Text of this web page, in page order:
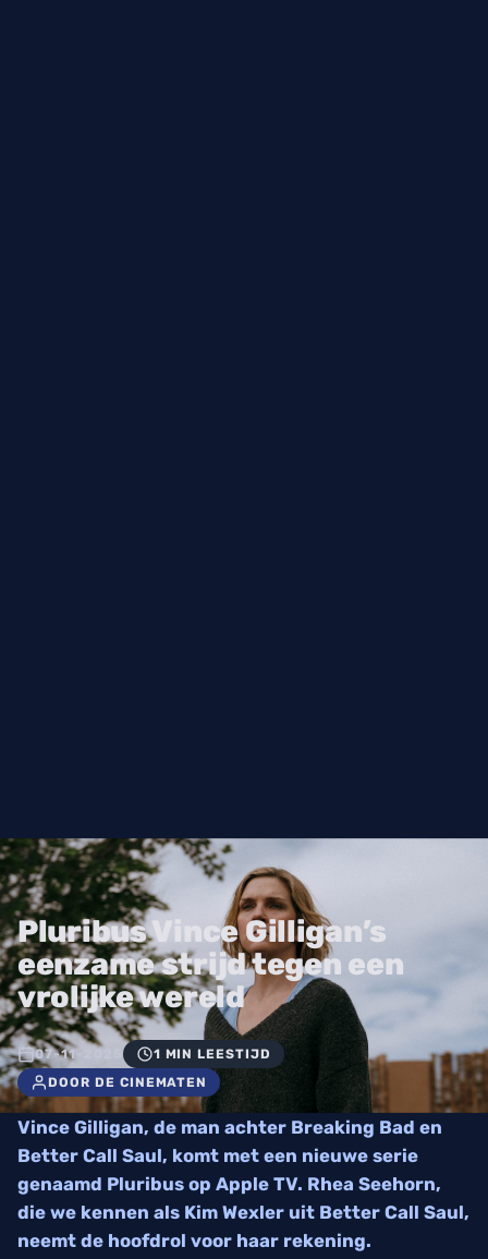
Pluribus Vince Gilligan’s
eenzame strijd tegen een
vrolijke wereld
07-11-2025
1 MIN LEESTIJD
DOOR DE CINEMATEN
Vince Gilligan, de man achter Breaking Bad en
Better Call Saul, komt met een nieuwe serie
genaamd Pluribus op Apple TV. Rhea Seehorn,
die we kennen als Kim Wexler uit Better Call Saul,
neemt de hoofdrol voor haar rekening.